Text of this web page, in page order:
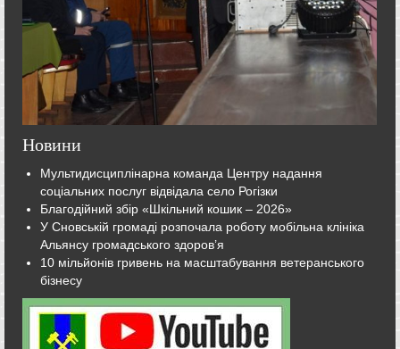
Новини
Мультидисциплінарна команда Центру надання
соціальних послуг відвідала село Рогізки
Благодійний збір «Шкільний кошик – 2026»
У Сновській громаді розпочала роботу мобільна клініка
Альянсу громадського здоров’я
10 мільйонів гривень на масштабування ветеранського
бізнесу